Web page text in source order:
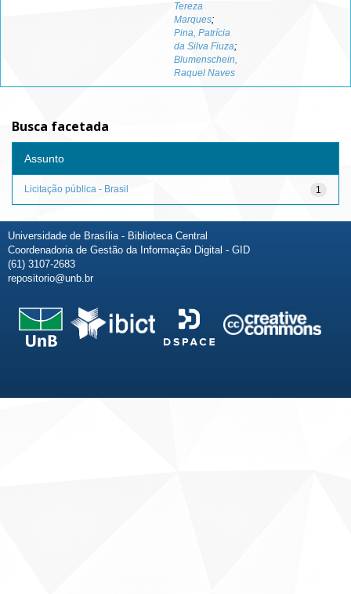
Tereza
Marques;
Pina, Patrícia
da Silva Fiuza;
Blumenschein,
Raquel Naves
Busca facetada
Assunto
1
Licitação pública - Brasil
Universidade de Brasília - Biblioteca Central
Coordenadoria de Gestão da Informação Digital - GID
(61) 3107-2683
repositorio@unb.br